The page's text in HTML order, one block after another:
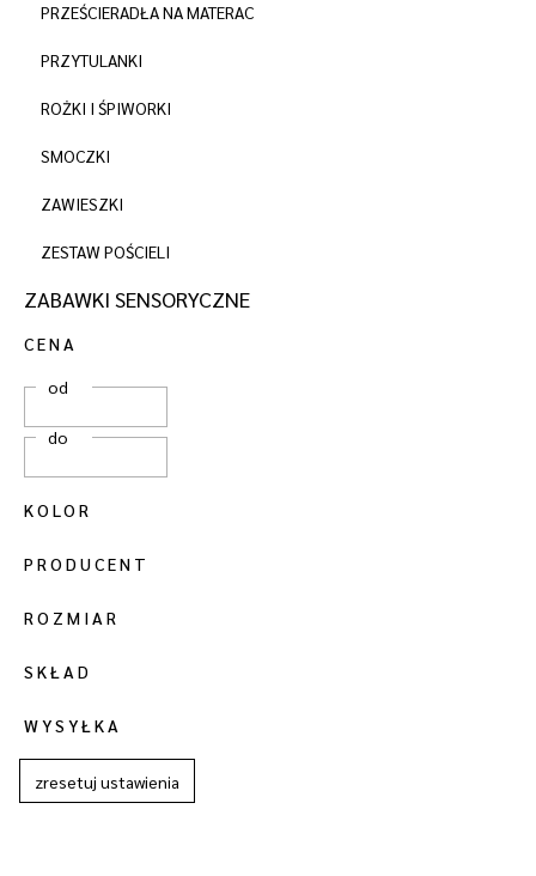
PRZEŚCIERADŁA NA MATERAC
PRZYTULANKI
ROŻKI I ŚPIWORKI
SMOCZKI
ZAWIESZKI
ZESTAW POŚCIELI
ZABAWKI SENSORYCZNE
CENA
od
do
KOLOR
PRODUCENT
ROZMIAR
SKŁAD
WYSYŁKA
zresetuj ustawienia